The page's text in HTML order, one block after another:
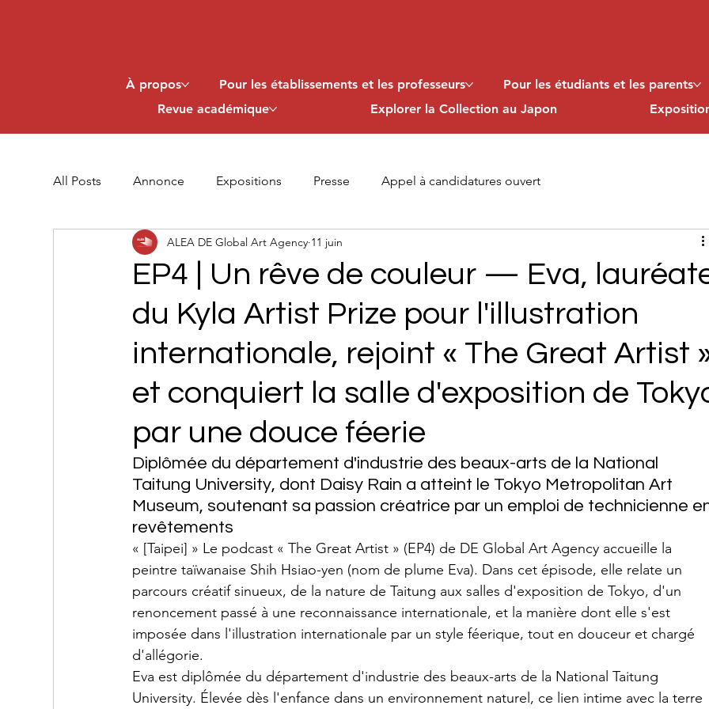
À propos Pour les établissements et les professeurs
Pour les étudiants et les parents
Revue académique
Explorer la Collection au Japon
All Posts Annonce Expositions Presse Appel à candidatures ouvert
EP4 | Un rêve de couleur — Eva,
du Kyla Artist Prize pour l'illustration
internationale, rejoint « The Great Artist
et conquiert la salle d'exposition de
par une douce féerie
ALEA DE Global Art Agency 11 juin
Diplômée du département d'industrie des beaux-arts de la National
Taitung University, dont Daisy Rain a atteint le Tokyo Metropolitan Art
Museum, soutenant sa passion créatrice par un emploi de technicienne
revêtements
« [Taipei] » Le podcast « The Great Artist » (EP4) de DE Global Art Agency accueille la
peintre taïwanaise Shih Hsiao-yen (nom de plume Eva). Dans cet épisode, elle relate un
parcours créatif sinueux, de la nature de Taitung aux salles d'exposition de Tokyo, d'un
renoncement passé à une reconnaissance internationale, et la manière dont elle s'est
imposée dans l'illustration internationale par un style féerique, tout en douceur et chargé
d'allégorie.
Eva est diplômée du département d'industrie des beaux-arts de la National Taitung
University. Élevée dès l'enfance dans un environnement naturel, ce lien intime avec la terre